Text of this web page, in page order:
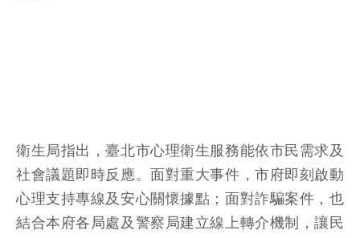
衛生局指出，臺北市心理衛生服務能依市民需求及
社會議題即時反應。面對重大事件，市府即刻啟動
心理支持專線及安心關懷據點；面對詐騙案件，也
結合本府各局處及警察局建立線上轉介機制，讓民